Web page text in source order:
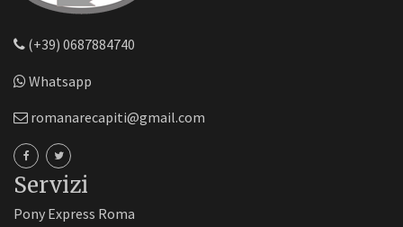
(+39) 0687884740
Whatsapp
romanarecapiti@gmail.com
Servizi
Pony Express Roma